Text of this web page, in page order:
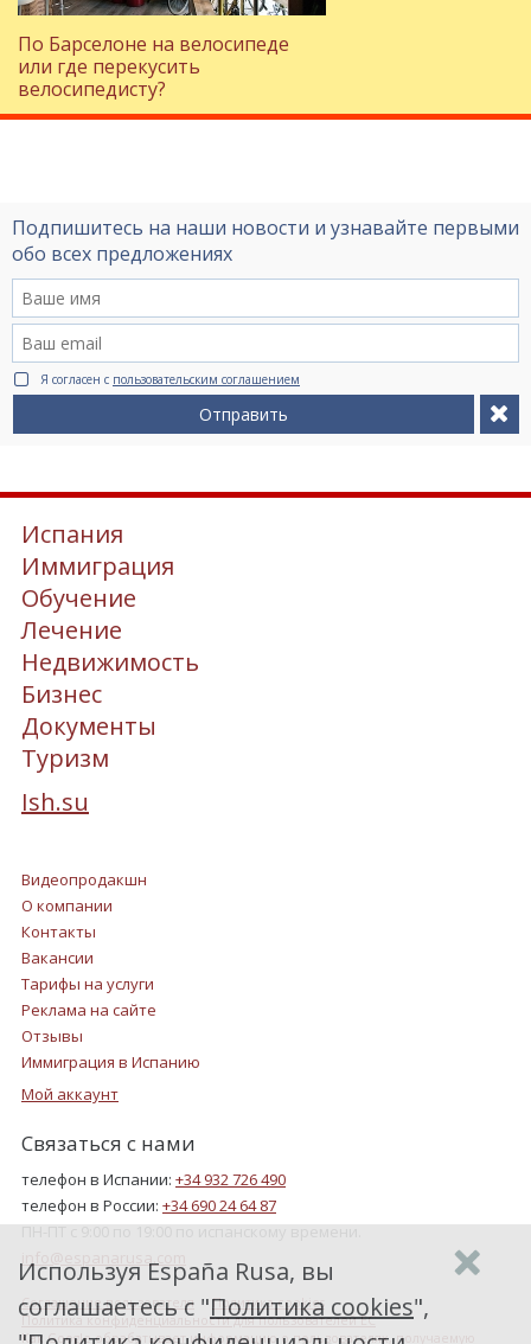
По Барселоне на велосипеде
или где перекусить
велосипедисту?
Подпишитесь на наши новости и узнавайте первыми
обо всех предложениях
Я согласен с пользовательским соглашением
Отправить
Испания
Иммиграция
Обучение
Лечение
Недвижимость
Бизнес
Документы
Туризм
Ish.su
Видеопродакшн
О компании
Контакты
Вакансии
Тарифы на услуги
Реклама на сайте
Отзывы
Иммиграция в Испанию
Мой аккаунт
Связаться с нами
телефон в Испании: +34 932 726 490
телефон в России: +34 690 24 64 87
ПН-ПТ с 9:00 по 19:00 по испанскому времени.
Соглашение пользователя
Политика cookies
Политика конфиденциальности для пользователей ЕС
Как Google обрабатывает информацию о пользователях, получаемую
Используя España Rusa, вы
соглашаетесь с "Политика cookies",